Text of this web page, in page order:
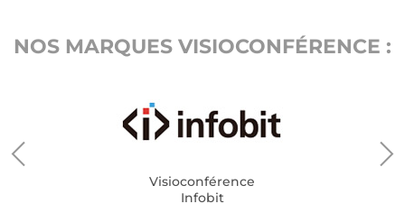
NOS MARQUES VISIOCONFÉRENCE :
Visioconférence
Infobit